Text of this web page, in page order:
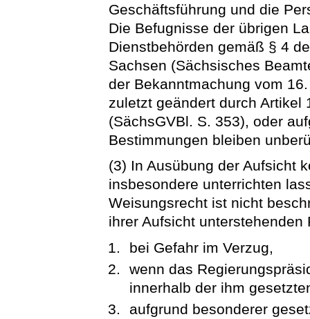
Geschäftsführung und die
Die Befugnisse der übrigen
Dienstbehörden gemäß § 4
Sachsen (Sächsisches
der Bekanntmachung vom
zuletzt geändert durch Artikel
(SächsGVBl. S. 353), oder
Bestimmungen bleiben
(3) In Ausübung der Aufsicht
insbesondere unterrichten
Weisungsrecht ist nicht
ihrer Aufsicht
bei Gefahr im Verzug,
wenn das
innerhalb der ihm
aufgrund besonderer